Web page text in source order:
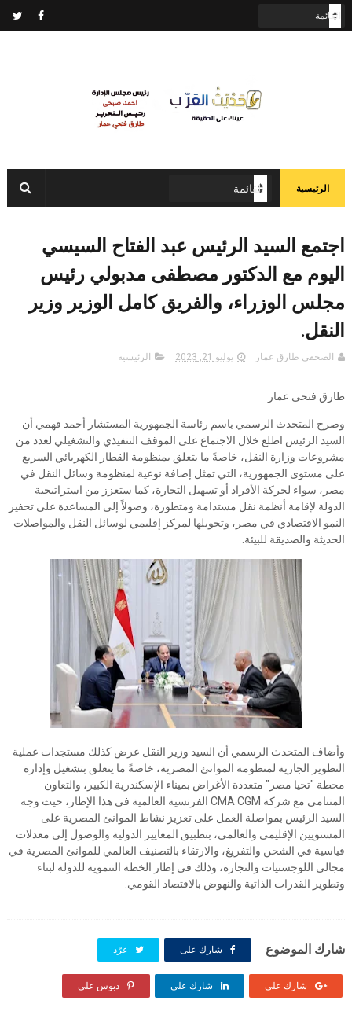
الرئيسية
اجتمع السيد الرئيس عبد الفتاح السيسي
اليوم مع الدكتور مصطفى مدبولي رئيس
مجلس الوزراء، والفريق كامل الوزير وزير
النقل.
الصحفي طارق عمار يوليو 21, 2023 الرئيسيه
طارق فتحى عمار
وصرح المتحدث الرسمي باسم رئاسة الجمهورية المستشار أحمد فهمي أن
السيد الرئيس اطلع خلال الاجتماع على الموقف التنفيذي والتشغيلي لعدد من
مشروعات وزارة النقل، خاصةً ما يتعلق بمنظومة القطار الكهربائي السريع
على مستوى الجمهورية، التي تمثل إضافة نوعية لمنظومة وسائل النقل في
مصر، سواء لحركة الأفراد أو تسهيل التجارة، كما ستعزز من استراتيجية
الدولة لإقامة أنظمة نقل مستدامة ومتطورة، وصولاً إلى المساعدة على تحفيز
النمو الاقتصادي في مصر، وتحويلها لمركز إقليمي لوسائل النقل والمواصلات
الحديثة والصديقة للبيئة.
وأضاف المتحدث الرسمي أن السيد وزير النقل عرض كذلك مستجدات عملية
التطوير الجارية لمنظومة الموانئ المصرية، خاصةً ما يتعلق بتشغيل وإدارة
محطة "تحيا مصر" متعددة الأغراض بميناء الإسكندرية الكبير، والتعاون
المتنامي مع شركة CMA CGM الفرنسية العالمية في هذا الإطار، حيث وجه
السيد الرئيس بمواصلة العمل على تعزيز نشاط الموانئ المصرية على
المستويين الإقليمي والعالمي، بتطبيق المعايير الدولية والوصول إلى معدلات
قياسية في الشحن والتفريغ، والارتقاء بالتصنيف العالمي للموانئ المصرية في
مجالي اللوجستيات والتجارة، وذلك في إطار الخطة التنموية للدولة لبناء
وتطوير القدرات الذاتية والنهوض بالاقتصاد القومي.
شارك الموضوع شارك على غرّد
شارك على شارك على دبوس على